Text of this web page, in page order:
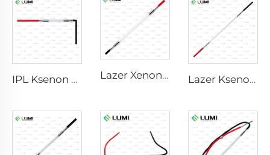
IPL Ksenon Lambası P1541 – 9×45×100 mm Lazer Xenon Lamba L2741 – 7×100×167 mm Lazer Ksenon Lamba L2851-5×105×175 mm